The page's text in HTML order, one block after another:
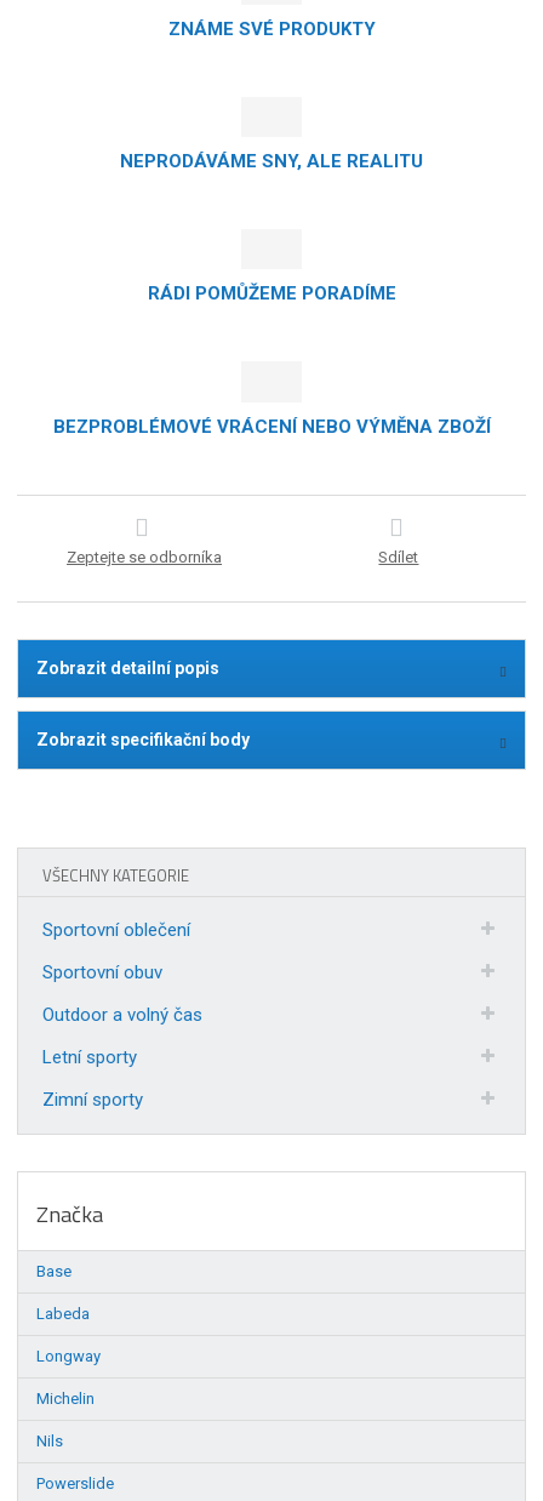
ZNÁME SVÉ PRODUKTY
NEPRODÁVÁME SNY, ALE REALITU
RÁDI POMŮŽEME PORADÍME
BEZPROBLÉMOVÉ VRÁCENÍ NEBO VÝMĚNA ZBOŽÍ
Zeptejte se odborníka Sdílet
Zobrazit detailní popis
Zobrazit specifikační body
VŠECHNY KATEGORIE
Sportovní oblečení
Sportovní obuv
Outdoor a volný čas
Letní sporty
Zimní sporty
Značka
Base
Labeda
Longway
Michelin
Nils
Powerslide